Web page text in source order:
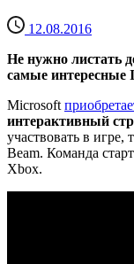
12.08.2016
Не нужно листать
самые интересные
Microsoft
интерактивный
участвовать в игре,
Beam. Команда
Xbox.